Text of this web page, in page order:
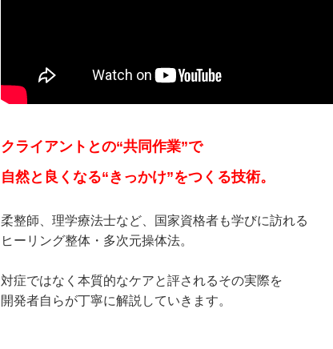
クライアントとの“共同作業”で
自然と良くなる“きっかけ”をつくる技術。
柔整師、理学療法士など、国家資格者も学びに訪れる
ヒーリング整体・多次元操体法。
対症ではなく本質的なケアと評されるその実際を
開発者自らが丁寧に解説していきます。